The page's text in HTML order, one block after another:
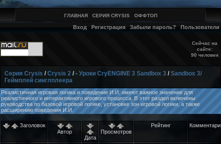
ГЛАВНАЯ СЕРИЯ CRYSIS ОФФТОП
Вход Регистрация Забыли пароль? Пользователи
Сейчас на
сайте:
90 человек
Серия Crysis /Crysis 2 /• Уроки CryENGINE 3 Sandbox 3 /Sandbox 3/
Геймплей синглплеера
Реалистичная игровая логика и поведение И.И. имеют важное значение для
реалистичного и интерактивного игрового процесса. В этот раздел включены
руководства по базовой игровой логике, установке зон игровой логики, а также
расширению поведения И.И.
Заголовок
Автор
Дата
Просмотров
Рейтинг